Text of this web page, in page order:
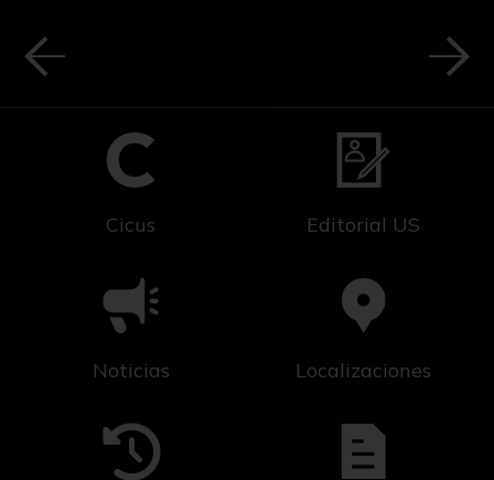
Cicus Editorial US
Noticias Localizaciones